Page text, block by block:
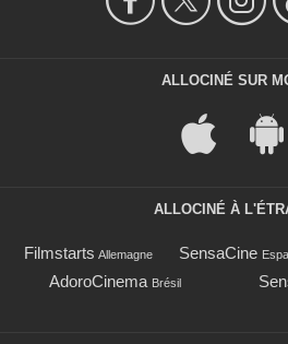
ALLOCINÉ SUR
ALLOCINÉ À
Filmstarts Allemagne SensaCine
AdoroCinema Brésil